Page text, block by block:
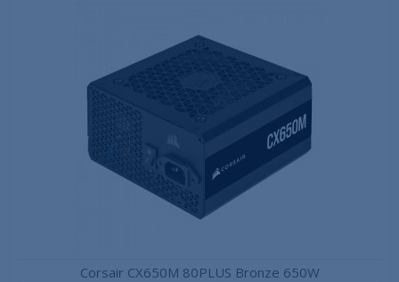
Corsair CX650M 80PLUS Bronze 650W